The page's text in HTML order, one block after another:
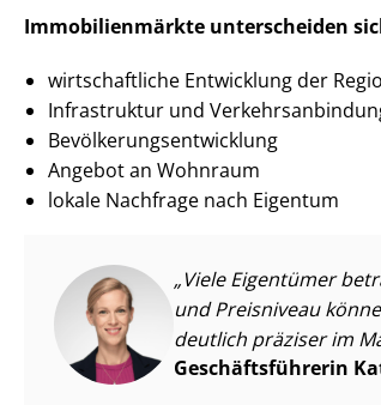
Im­mo­bi­li­en­märk­te unterscheiden
wirtschaftliche Entwicklung der
Infrastruktur und
Be­völ­ke­rungs­ent­wick­lung
Angebot an Wohnraum
lokale Nachfrage nach Eigentum
Viele Eigentümer
und Preisniveau
deutlich präziser im
Ge­schäfts­füh­re­rin